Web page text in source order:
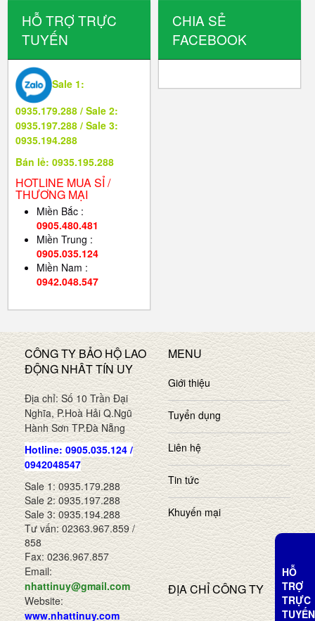
HỖ TRỢ TRỰC
TUYẾN
Sale 1:
0935.179.288 / Sale 2:
0935.197.288 / Sale 3:
0935.194.288
Bán lẻ: 0935.195.288
HOTLINE MUA SỈ /
THƯƠNG MẠI
Miền Bắc :
0905.480.481
Miền Trung :
0905.035.124
Miền Nam :
0942.048.547
CHIA SẺ
FACEBOOK
CÔNG TY BẢO HỘ LAO
ĐỘNG NHÂT TÍN UY
Địa chỉ: Số 10 Trần Đại
Nghĩa, P.Hoà Hải Q.Ngũ
Hành Sơn TP.Đà Nẵng
Hotline: 0905.035.124 /
0942048547
Sale 1: 0935.179.288
Sale 2: 0935.197.288
Sale 3: 0935.194.288
Tư vấn: 02363.967.859 /
858
Fax: 0236.967.857
Email:
nhattinuy@gmail.com
Website:
www.nhattinuy.com
MENU
Giới thiệu
Tuyển dụng
Liên hệ
Tin tức
Khuyến mại
ĐỊA CHỈ CÔNG TY
HỖ
TRỢ
TRỰC
TUYẾN